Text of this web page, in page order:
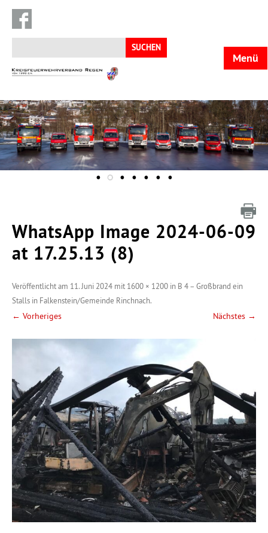
Suchen
nach:
KFV
Menü
WhatsApp Image 2024-06-09
at 17.25.13 (8)
Veröffentlicht am 11. Juni 2024 mit 1600 × 1200 in B 4 – Großbrand ein
Stalls in Falkenstein/Gemeinde Rinchnach.
← Vorheriges Nächstes →